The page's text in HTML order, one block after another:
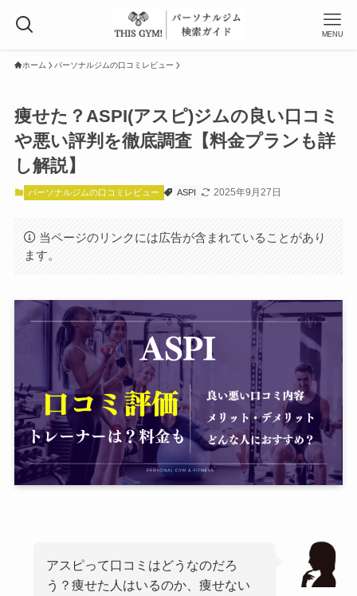
MENU
ホーム パーソナルジムの口コミレビュー
痩せた？ASPI(アスピ)ジムの良い口コミ
や悪い評判を徹底調査【料金プランも詳
し解説】
パーソナルジムの口コミレビュー ASPI 2025年9月27日
当ページのリンクには広告が含まれていることがあり
ます。
アスピって口コミはどうなのだろ
う？痩せた人はいるのか、痩せない